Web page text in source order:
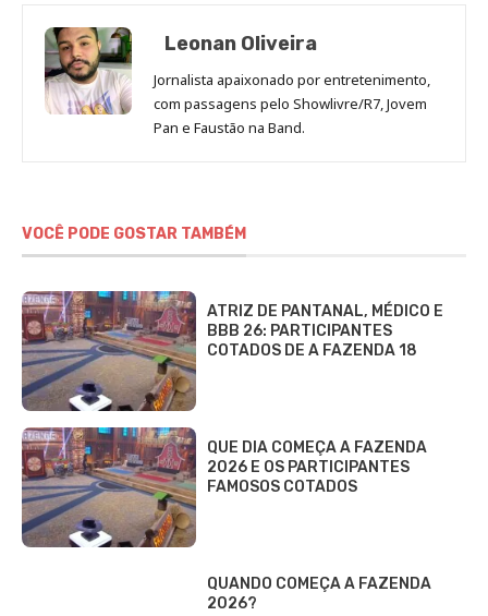
Leonan Oliveira
Jornalista apaixonado por entretenimento,
com passagens pelo Showlivre/R7, Jovem
Pan e Faustão na Band.
VOCÊ PODE GOSTAR TAMBÉM
ATRIZ DE PANTANAL, MÉDICO E
BBB 26: PARTICIPANTES
COTADOS DE A FAZENDA 18
QUE DIA COMEÇA A FAZENDA
2026 E OS PARTICIPANTES
FAMOSOS COTADOS
QUANDO COMEÇA A FAZENDA
2026?